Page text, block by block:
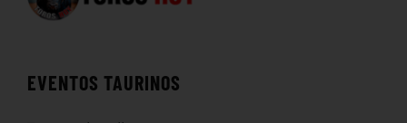
EVENTOS TAURINOS